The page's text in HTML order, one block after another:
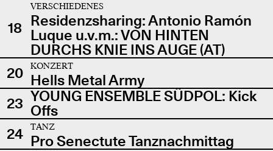
18
VERSCHIEDENES
Residenzsharing: Antonio Ramón
Luque u.v.m.: VON HINTEN
DURCHS KNIE INS AUGE (AT)
20
KONZERT
Hells Metal Army
23 YOUNG ENSEMBLE SÜDPOL: Kick
Offs
24
TANZ
Pro Senectute Tanznachmittag